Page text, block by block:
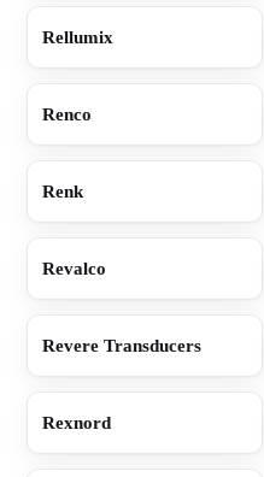
Rellumix
Renco
Renk
Revalco
Revere Transducers
Rexnord